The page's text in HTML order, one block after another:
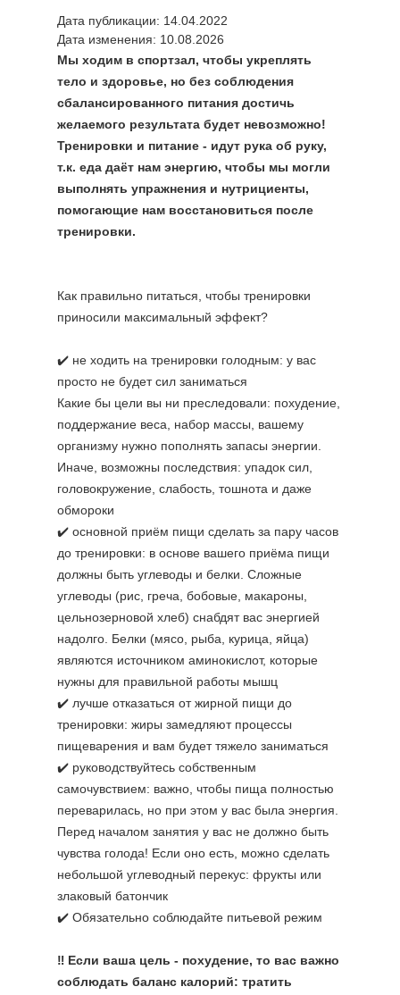
Дата публикации: 14.04.2022
Дата изменения: 10.08.2026
Мы ходим в спортзал, чтобы укреплять
тело и здоровье, но без соблюдения
сбалансированного питания достичь
желаемого результата будет невозможно!
Тренировки и питание - идут рука об руку,
т.к. еда даёт нам энергию, чтобы мы могли
выполнять упражнения и нутрициенты,
помогающие нам восстановиться после
тренировки.
Как правильно питаться, чтобы тренировки
приносили максимальный эффект?
✔️ не ходить на тренировки голодным: у вас
просто не будет сил заниматься
Какие бы цели вы ни преследовали: похудение,
поддержание веса, набор массы, вашему
организму нужно пополнять запасы энергии.
Иначе, возможны последствия: упадок сил,
головокружение, слабость, тошнота и даже
обмороки
✔️ основной приём пищи сделать за пару часов
до тренировки: в основе вашего приёма пищи
должны быть углеводы и белки. Сложные
углеводы (рис, греча, бобовые, макароны,
цельнозерновой хлеб) снабдят вас энергией
надолго. Белки (мясо, рыба, курица, яйца)
являются источником аминокислот, которые
нужны для правильной работы мышц
✔️ лучше отказаться от жирной пищи до
тренировки: жиры замедляют процессы
пищеварения и вам будет тяжело заниматься
✔️ руководствуйтесь собственным
самочувствием: важно, чтобы пища полностью
переварилась, но при этом у вас была энергия.
Перед началом занятия у вас не должно быть
чувства голода! Если оно есть, можно сделать
небольшой углеводный перекус: фрукты или
злаковый батончик
✔️ Обязательно соблюдайте питьевой режим
‼️ Если ваша цель - похудение, то вас важно
соблюдать баланс калорий: тратить